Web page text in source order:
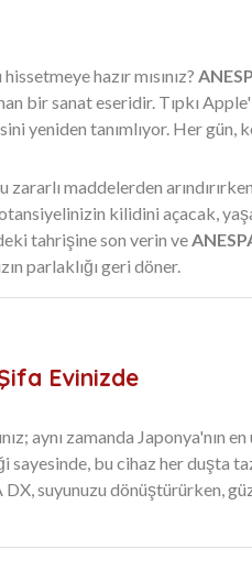
hazır mısınız?
bir sanat eseridir. Tıpkı
yeniden tanımlıyor. Her gün,
zararlı maddelerden
kilidini açacak,
tahrişine son verin ve
parlaklığı geri döner.
Evinizde
aynı zamanda Japonya'nın
bu cihaz her duşta
DX, suyunuzu